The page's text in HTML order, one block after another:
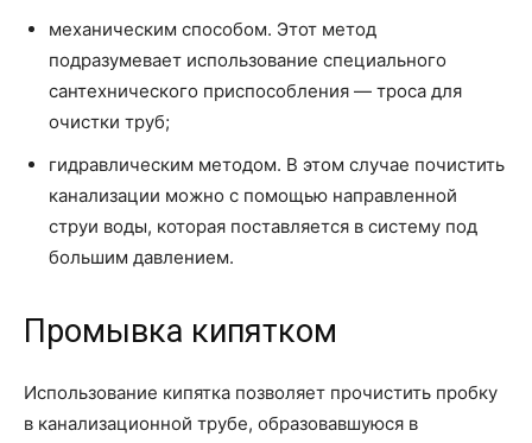
механическим способом. Этот метод
подразумевает использование специального
сантехнического приспособления — троса для
очистки труб;
гидравлическим методом. В этом случае почистить
канализации можно с помощью направленной
струи воды, которая поставляется в систему под
большим давлением.
Промывка кипятком
Использование кипятка позволяет прочистить пробку
в канализационной трубе, образовавшуюся в